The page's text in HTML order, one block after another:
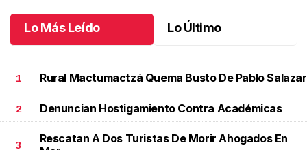
Lo Más Leído Lo Último
1 Rural Mactumactzá Quema Busto De Pablo Salazar
2 Denuncian Hostigamiento Contra Académicas
3
Rescatan A Dos Turistas De Morir Ahogados En